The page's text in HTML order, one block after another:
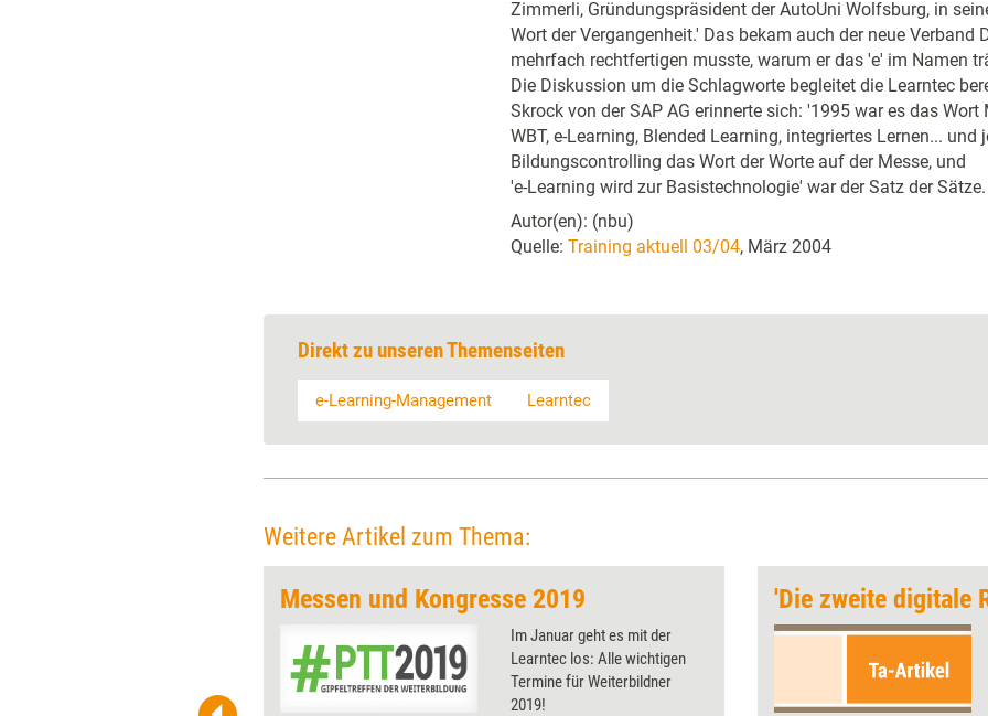
Zimmerli, Gründungspräsident der AutoUni Wolfsburg, in
Wort der Vergangenheit.' Das bekam auch der neue Verband
mehrfach rechtfertigen musste, warum er das 'e' im Namen
Die Diskussion um die Schlagworte begleitet die Learntec
Skrock von der SAP AG erinnerte sich: '1995 war es das
WBT, e-Learning, Blended Learning, integriertes Lernen...
Bildungscontrolling das Wort der Worte auf der Messe, und
'e-Learning wird zur Basistechnologie' war der Satz der Sätze.
Autor(en): (nbu)
Quelle: Training aktuell 03/04, März 2004
Direkt zu unseren Themenseiten
e-Learning-Management Learntec
Weitere Artikel zum Thema:
Messen und Kongresse 2019
Im Januar geht es mit der
Learntec los: Alle wichtigen
Termine für Weiterbildner
2019!
'Die zweite digitale